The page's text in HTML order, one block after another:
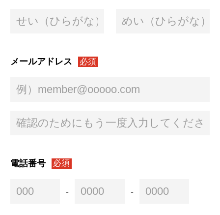
メールアドレス 必須
電話番号 必須
- -